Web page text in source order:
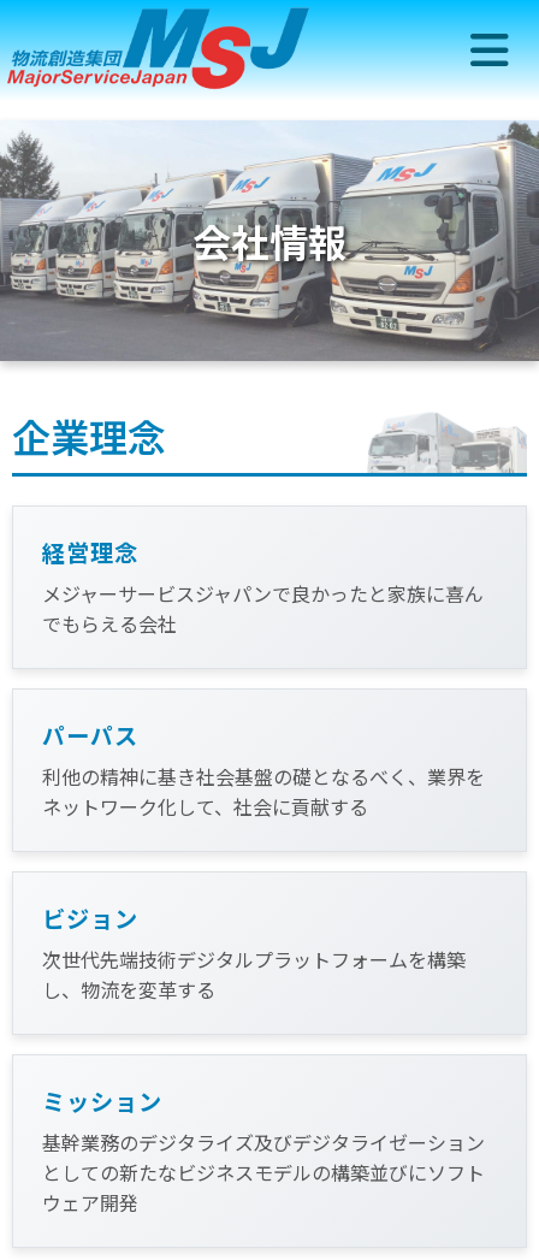
会社情報
企業理念
経営理念
メジャーサービスジャパンで良かったと家族に喜ん
でもらえる会社
パーパス
利他の精神に基き社会基盤の礎となるべく、業界を
ネットワーク化して、社会に貢献する
ビジョン
次世代先端技術デジタルプラットフォームを構築
し、物流を変革する
ミッション
基幹業務のデジタライズ及びデジタライゼーション
としての新たなビジネスモデルの構築並びにソフト
ウェア開発